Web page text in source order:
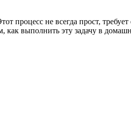
процесс не всегда прост,
выполнить эту задачу в